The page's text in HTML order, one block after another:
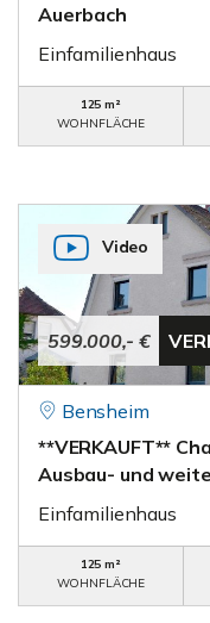
Auerbach
Einfamilienhaus
125 m²
WOHNFLÄCHE
599.000,- €
Video
Bensheim
**VERKAUFT**
Ausbau- und
Einfamilienhaus
125 m²
WOHNFLÄCHE